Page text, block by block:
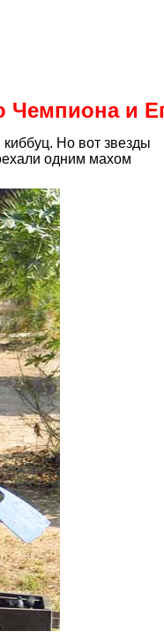
Чемпиона и
киббуц. Но вот звезды
одним махом